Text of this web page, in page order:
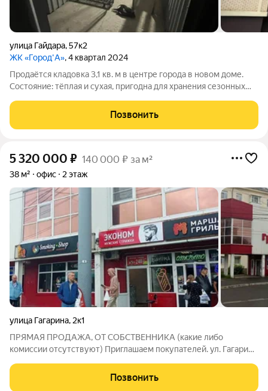
улица Гайдара,57к2
ЖК «Город'А», 4 квартал 2024
Продаётся кладовка 3,1 кв. м в центре города в новом доме.
Состояние: тёплая и сухая, пригодна для хранения сезонных
лестнице. Отдельный вход на
Позвонить
5 320 000 ₽ 140 000 ₽ за м²
38 м² офис 2 этаж
улица Гагарина, 2к1
ПРЯМАЯ ПРОДАЖА, ОТ СОБСТВЕННИКА (какие либо
комиссии отсутствуют) Приглашаем покупателей. ул. Гагарина
Стоимость 140 т. р. за метр. - Возможность рассрочки -
обсуждаемо. - Возможность ипотеки
Позвонить